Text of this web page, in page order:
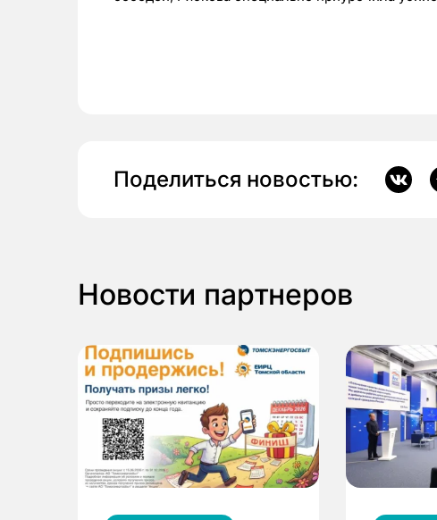
Поделиться новостью:
Новости партнеров